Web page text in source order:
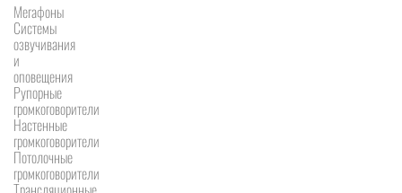
Мегафоны
Системы
озвучивания
и
оповещения
Рупорные
громкоговорители
Настенные
громкоговорители
Потолочные
громкоговорители